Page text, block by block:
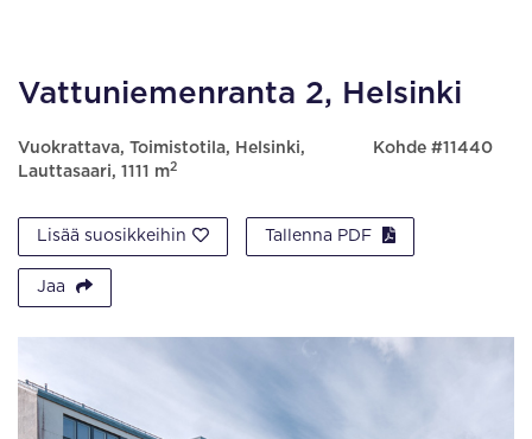
Vattuniemenranta 2, Helsinki
Vuokrattava, Toimistotila, Helsinki,
Lauttasaari, 1111 m2
Kohde #11440
Lisää suosikkeihin Tallenna PDF
Jaa